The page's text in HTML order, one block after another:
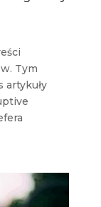
Tym
artykuły